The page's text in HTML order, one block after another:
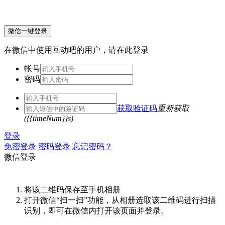
微信一键登录
在微信中使用互动吧的用户，请在此登录
帐号
密码
获取验证码重新获取
({{timeNum}}s)
登录
免密登录 密码登录 忘记密码？
微信登录
将该二维码保存至手机相册
打开微信“扫一扫”功能，从相册选取该二维码进行扫描
识别，即可在微信内打开该页面并登录。